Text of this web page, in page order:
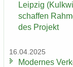
Leip­zig
schaf­fen
des Pro­jekt
16.04.2025
Mo­der­nes